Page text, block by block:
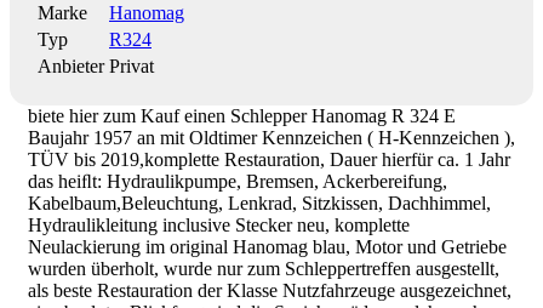
Marke
Hanomag
Typ
R324
Anbieter Privat
biete hier zum Kauf einen Schlepper Hanomag R 324 E
Baujahr 1957 an mit Oldtimer Kennzeichen ( H-Kennzeichen ),
TÜV bis 2019,komplette Restauration, Dauer hierfür ca. 1 Jahr
das heiﬂt: Hydraulikpumpe, Bremsen, Ackerbereifung,
Kabelbaum,Beleuchtung, Lenkrad, Sitzkissen, Dachhimmel,
Hydraulikleitung inclusive Stecker neu, komplette
Neulackierung im original Hanomag blau, Motor und Getriebe
wurden überholt, wurde nur zum Schleppertreffen ausgestellt,
als beste Restauration der Klasse Nutzfahrzeuge ausgezeichnet,